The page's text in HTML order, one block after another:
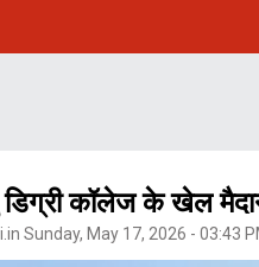
कॉलेज के खेल
Sunday, May 17, 2026 - 03:43